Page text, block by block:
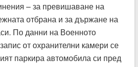
– за превишаване на
отбрана и за държане на
По данни на Военното
от охранителни камери се
паркира автомобила си пред